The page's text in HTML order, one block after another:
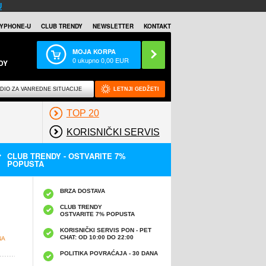
U CLUB TRENDY NEWSLETTER KONTAKT
MOJA KORPA
0ukupno0,00 EUR
ZA VANREDNE SITUACIJE LETNJI GEDŽETI
TOP 20
KORISNIČKI SERVIS
CLUB TRENDY - OSTVARITE 7%
POPUSTA
BRZA DOSTAVA
CLUB TRENDY
OSTVARITE 7% POPUSTA
KORISNIČKI SERVIS PON - PET
CHAT: OD 10:00 DO 22:00
POLITIKA POVRAĆAJA - 30 DANA